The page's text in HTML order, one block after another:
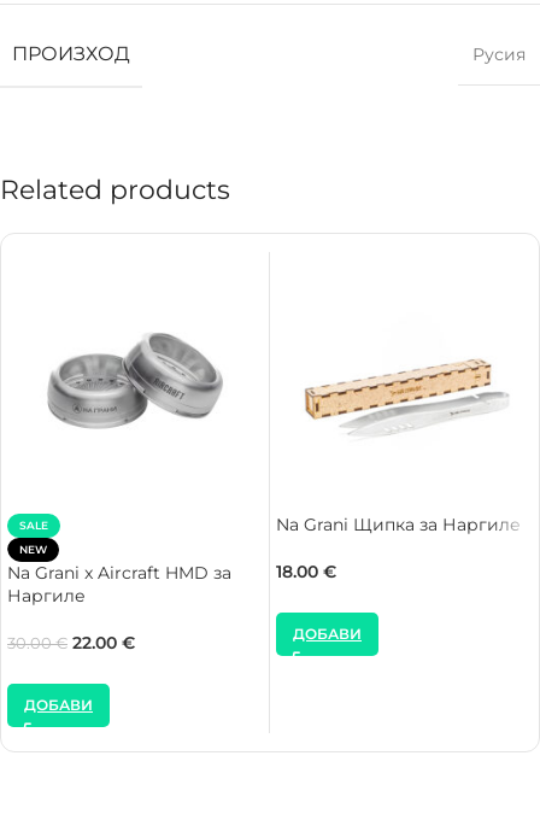
ПРОИЗХОД Русия
Related products
SALE
NEW
Na Grani x Aircraft HMD за
Наргиле
30.00€ 22.00 €
ДОБАВИ
Na Grani Щипка за Наргиле
18.00 €
ДОБАВИ